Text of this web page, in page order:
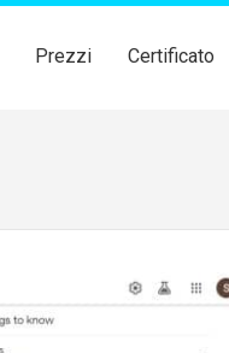
Prezzi Certificato